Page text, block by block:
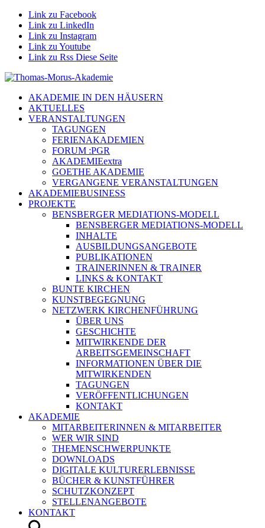
Link zu Facebook
Link zu LinkedIn
Link zu Instagram
Link zu Youtube
Link zu Rss Diese Seite
AKADEMIE IN DEN HÄUSERN
AKTUELLES
VERANSTALTUNGEN
TAGUNGEN
FERIENAKADEMIEN
FORUM :PGR
AKADEMIEextra
GOETHE AKADEMIE
VERGANGENE VERANSTALTUNGEN
AKADEMIEBUSINESS
PROJEKTE
BENSBERGER MEDIATIONS-MODELL
BENSBERGER MEDIATIONS-MODELL
INHALTE
AUSBILDUNGSANGEBOTE
PUBLIKATIONEN
TRAINERINNEN & TRAINER
LINKS & KONTAKT
BUNTE KIRCHEN
KUNSTBEGEGNUNG
NETZWERK KIRCHENFÜHRUNG
ÜBER UNS
GESCHICHTE
MITWIRKENDE DER
ARBEITSGEMEINSCHAFT
INFORMATIONEN ÜBER DIE
MITWIRKENDEN
TAGUNGEN
VERÖFFENTLICHUNGEN
KONTAKT
AKADEMIE
MITARBEITERINNEN & MITARBEITER
WER WIR SIND
THEMENSCHWERPUNKTE
DOWNLOADS
DIGITALE KULTURERLEBNISSE
BÜCHER & KUNSTFÜHRER
SCHUTZKONZEPT
STELLENANGEBOTE
KONTAKT